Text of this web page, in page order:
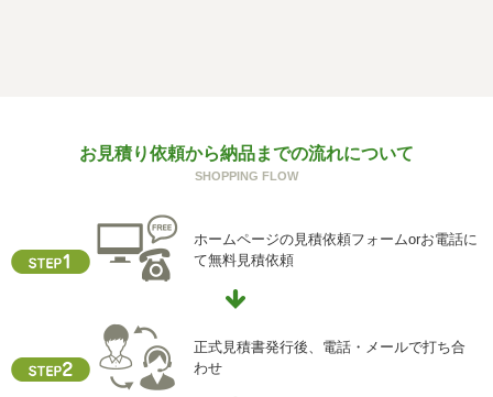
ご本人からの求めにより、当社が保有する保有個人データ
に関する開示、利用目的の通知、内容の訂正・追加または
供記録の開示(以下、開示等という)に応じます。
開示等に応ずる窓口は、下記「当社の個人情報の取扱いに
関する苦情、相談等の問合せ先」を参照してください。
クッキーやウェブビーコン等を用いるなどして、本人が容
易に認識できない方法による個人情報の取得を行っており
ません。
お見積り依頼から納品までの流れについて
SHOPPING FLOW
ホームページの見積依頼フォームorお電話に
て無料見積依頼
正式見積書発行後、電話・メールで打ち合
わせ